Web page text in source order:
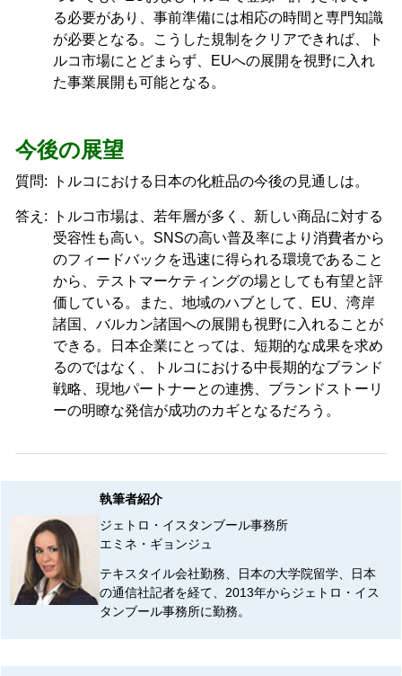
る必要があり、事前準備には相応の時間と専門知識
が必要となる。こうした規制をクリアできれば、ト
ルコ市場にとどまらず、EUへの展開を視野に入れ
た事業展開も可能となる。
今後の展望
質問: トルコにおける日本の化粧品の今後の見通しは。
答え:
トルコ市場は、若年層が多く、新しい商品に対する
受容性も高い。SNSの高い普及率により消費者から
のフィードバックを迅速に得られる環境であること
から、テストマーケティングの場としても有望と評
価している。また、地域のハブとして、EU、湾岸
諸国、バルカン諸国への展開も視野に入れることが
できる。日本企業にとっては、短期的な成果を求め
るのではなく、トルコにおける中長期的なブランド
戦略、現地パートナーとの連携、ブランドストーリ
ーの明瞭な発信が成功のカギとなるだろう。
執筆者紹介
ジェトロ・イスタンブール事務所
エミネ・ギョンジュ
テキスタイル会社勤務、日本の大学院留学、日本
の通信社記者を経て、2013年からジェトロ・イス
タンブール事務所に勤務。